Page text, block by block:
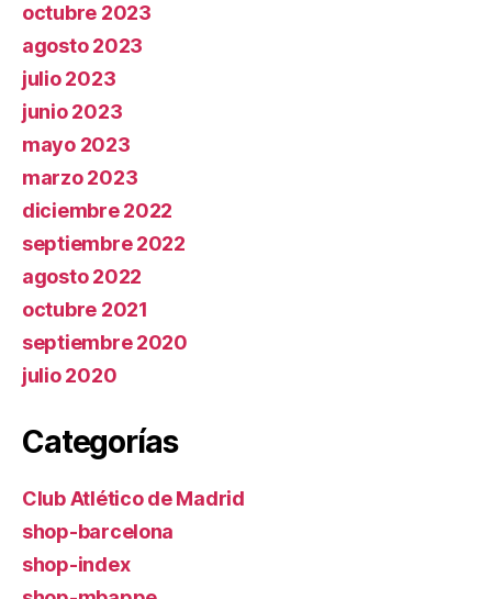
octubre 2023
agosto 2023
julio 2023
junio 2023
mayo 2023
marzo 2023
diciembre 2022
septiembre 2022
agosto 2022
octubre 2021
septiembre 2020
julio 2020
Categorías
Club Atlético de Madrid
shop-barcelona
shop-index